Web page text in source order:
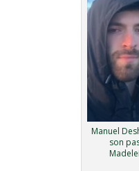
Manuel
son